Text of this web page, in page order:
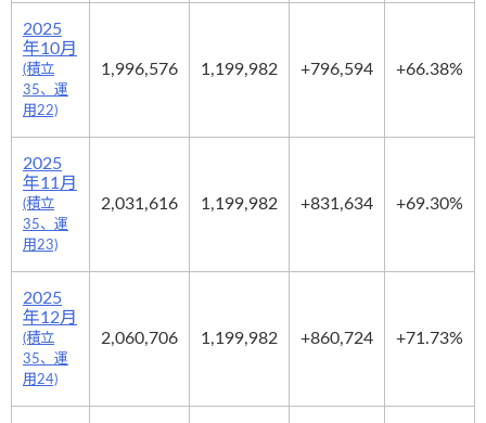
2025
年10月
(積立
35、運
用22)
1,996,576 1,199,982 +796,594 +66.38%
2025
年11月
(積立
35、運
用23)
2,031,616 1,199,982 +831,634 +69.30%
2025
年12月
(積立
35、運
用24)
2,060,706 1,199,982 +860,724 +71.73%